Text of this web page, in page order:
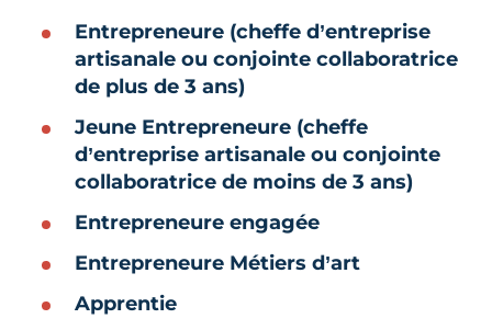
Entrepreneure (cheffe d’entreprise
artisanale ou conjointe collaboratrice
de plus de 3 ans)
Jeune Entrepreneure (cheffe
d’entreprise artisanale ou conjointe
collaboratrice de moins de 3 ans)
Entrepreneure engagée
Entrepreneure Métiers d’art
Apprentie